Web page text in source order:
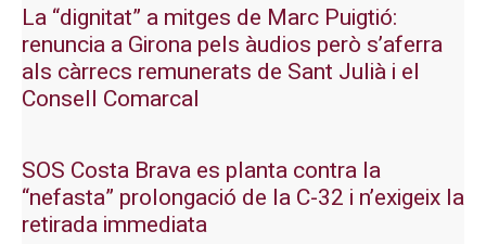
La “dignitat” a mitges de Marc Puigtió:
renuncia a Girona pels àudios però s’aferra
als càrrecs remunerats de Sant Julià i el
Consell Comarcal
SOS Costa Brava es planta contra la
“nefasta” prolongació de la C-32 i n’exigeix la
retirada immediata